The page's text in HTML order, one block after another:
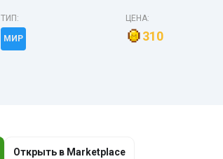
ТИП:
МИР
ЦЕНА:
310
Открыть в Marketplace